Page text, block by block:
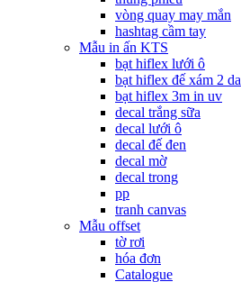
vòng quay may mắn
hashtag cầm tay
Mẫu in ấn KTS
bạt hiflex lưới ô
bạt hiflex đế xám 2 da
bạt hiflex 3m in uv
decal trắng sữa
decal lưới ô
decal đế đen
decal mờ
decal trong
pp
tranh canvas
Mẫu offset
tờ rơi
hóa đơn
Catalogue